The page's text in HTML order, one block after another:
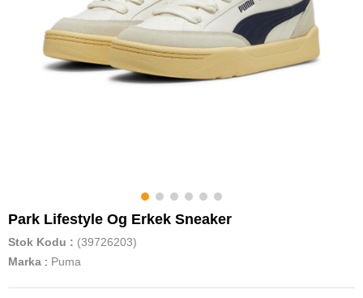
Park Lifestyle Og Erkek Sneaker
Stok Kodu
(39726203)
Marka : Puma